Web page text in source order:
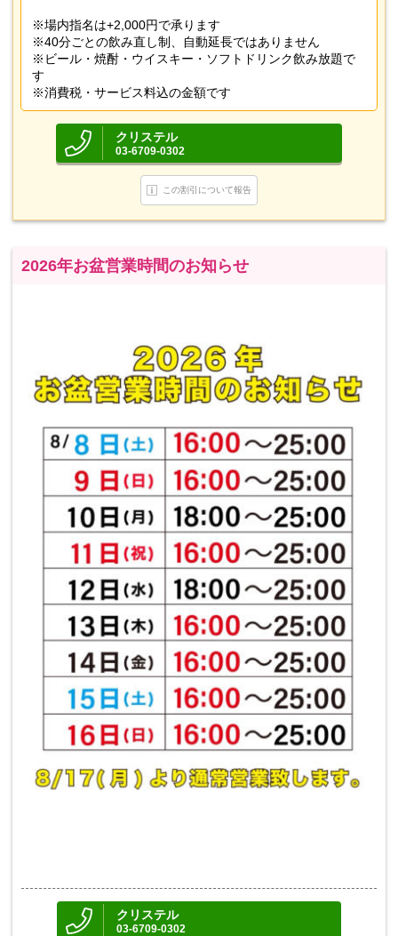
※場内指名は+2,000円で承ります
※40分ごとの飲み直し制、自動延長ではありません
※ビール・焼酎・ウイスキー・ソフトドリンク飲み放題で
す
※消費税・サービス料込の金額です
クリステル
03-6709-0302
この割引について報告
2026年お盆営業時間のお知らせ
クリステル
03-6709-0302